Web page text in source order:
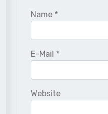
Name *
E-Mail *
Website